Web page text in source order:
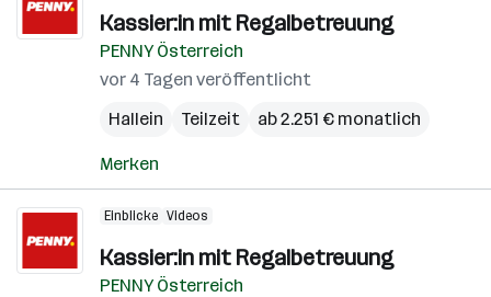
Kassier:in mit Regalbetreuung
PENNY Österreich
vor 4 Tagen veröffentlicht
Hallein
Teilzeit ab 2.251 € monatlich
Merken
Einblicke Videos
Kassier:in mit Regalbetreuung
PENNY Österreich